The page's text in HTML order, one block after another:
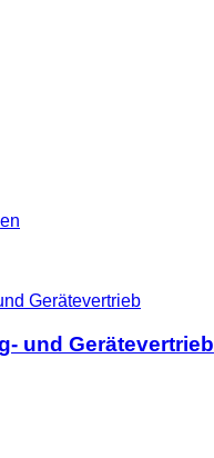
und Gerätevertrieb